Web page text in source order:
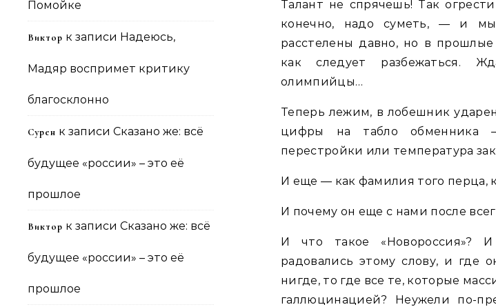
Помойке
Виктор к записи Надеюсь,
Мадяр воспримет критику
благосклонно
Сурен к записи Сказано же: всё
будущее «россии» – это её
прошлое
Виктор к записи Сказано же: всё
будущее «россии» – это её
прошлое
Талант не спрячешь! Так
конечно, надо суметь, — и
расстелены давно, но в
как следует разбежаться.
олимпийцы…
Теперь лежим, в лобешник
цифры на табло обменника
перестройки или температура
И еще — как фамилия того перца,
И почему он еще с нами после
И что такое «Новороссия»?
радовались этому слову, и где
нигде, то где все те, которые
галлюцинацией? Неужели по-